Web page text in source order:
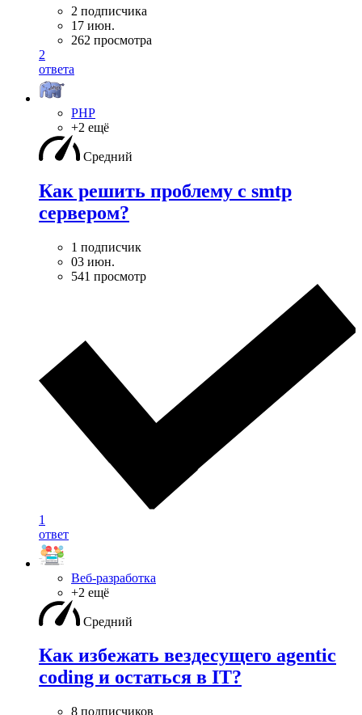
2 подписчика
17 июн.
262 просмотра
2
ответа
PHP
+2 ещё
Средний
Как решить проблему с smtp
сервером?
1 подписчик
03 июн.
541 просмотр
1
ответ
Веб-разработка
+2 ещё
Средний
Как избежать вездесущего agentic
coding и остаться в IT?
8 подписчиков